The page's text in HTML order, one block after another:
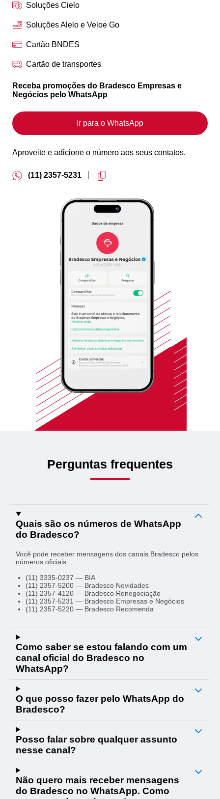
Soluções Cielo
Soluções Alelo e Veloe Go
Cartão BNDES
Cartão de transportes
Receba promoções do Bradesco Empresas e
Negócios pelo WhatsApp
Ir para o WhatsApp
Aproveite e adicione o número aos seus contatos.
(11) 2357-5231
Perguntas frequentes
Quais são os números de WhatsApp
do Bradesco?
Você pode receber mensagens dos canais Bradesco pelos
números oficiais:
(11) 3335-0237 — BIA
(11) 2357-5200 — Bradesco Novidades
(11) 2357-4120 — Bradesco Renegociação
(11) 2357-5231 — Bradesco Empresas e Negócios
(11) 2357-5220 — Bradesco Recomenda
Como saber se estou falando com um
canal oficial do Bradesco no
WhatsApp?
O que posso fazer pelo WhatsApp do
Bradesco?
Posso falar sobre qualquer assunto
nesse canal?
Não quero mais receber mensagens
do Bradesco no WhatsApp. Como